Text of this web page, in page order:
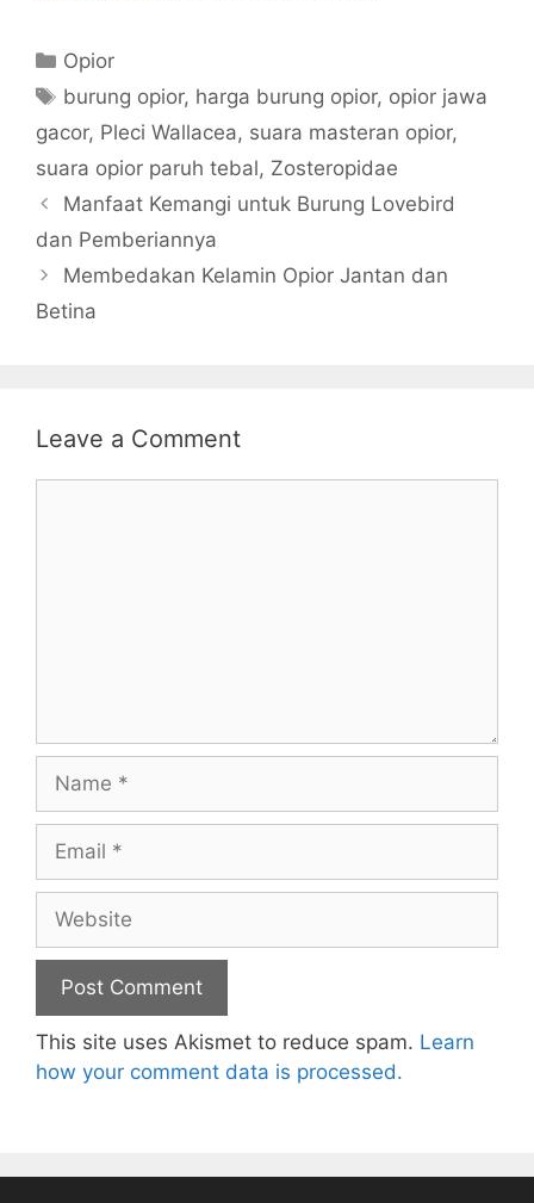
Categories
Opior
Tags
burung opior, harga burung opior, opior jawa
gacor, Pleci Wallacea, suara masteran opior,
suara opior paruh tebal, Zosteropidae
Manfaat Kemangi untuk Burung Lovebird
dan Pemberiannya
Membedakan Kelamin Opior Jantan dan
Betina
Leave a Comment
This site uses Akismet to reduce spam. Learn
how your comment data is processed.